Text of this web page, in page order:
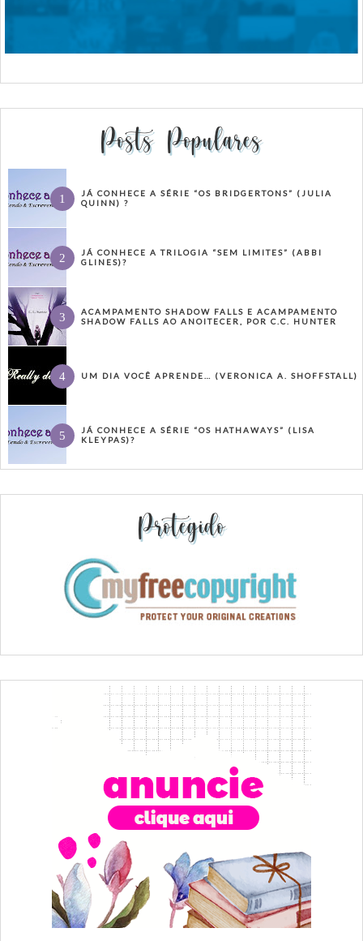
Posts Populares
JÁ CONHECE A SÉRIE “OS BRIDGERTONS” (JULIA
QUINN) ?
JÁ CONHECE A TRILOGIA “SEM LIMITES” (ABBI
GLINES)?
ACAMPAMENTO SHADOW FALLS E ACAMPAMENTO
SHADOW FALLS AO ANOITECER, POR C.C. HUNTER
UM DIA VOCÊ APRENDE… (VERONICA A. SHOFFSTALL)
JÁ CONHECE A SÉRIE “OS HATHAWAYS” (LISA
KLEYPAS)?
Protegido